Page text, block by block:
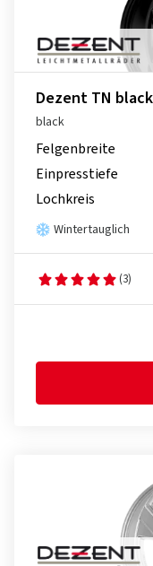
Dezent TN black
black
Felgenbreite
Einpresstiefe
Lochkreis
Wintertauglich
(3)